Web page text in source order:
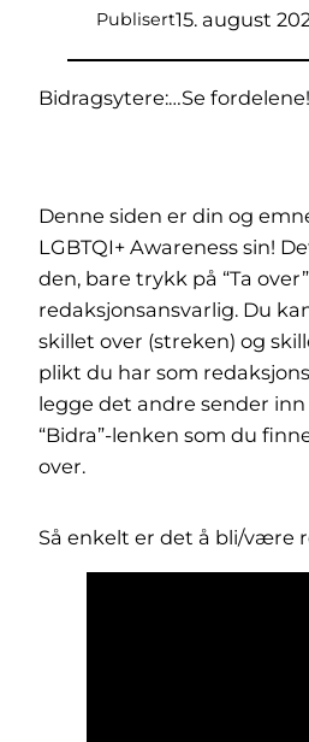
Publisert15. august
Bidragsytere:…Se fordelene!
Denne siden er din og
LGBTQI+ Awareness sin!
den, bare trykk på “Ta
redaksjonsansvarlig. Du
skillet over (streken) og
plikt du har som
legge det andre sender
“Bidra”-lenken som du
over.
Så enkelt er det å bli/være